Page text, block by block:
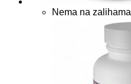
Nema na zalihama